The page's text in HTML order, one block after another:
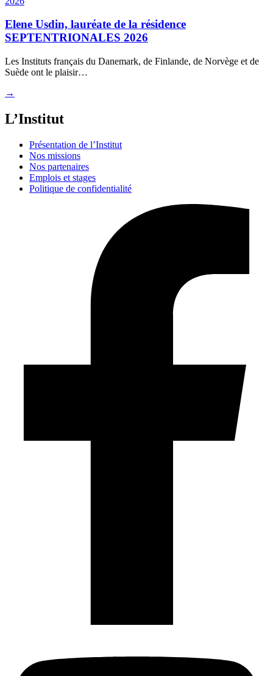
Elene Usdin, lauréate de la résidence
SEPTENTRIONALES 2026
Les Instituts français du Danemark, de Finlande, de Norvège et de
Suède ont le plaisir…
→
L’Institut
Présentation de l’Institut
Nos missions
Nos partenaires
Emplois et stages
Politique de confidentialité